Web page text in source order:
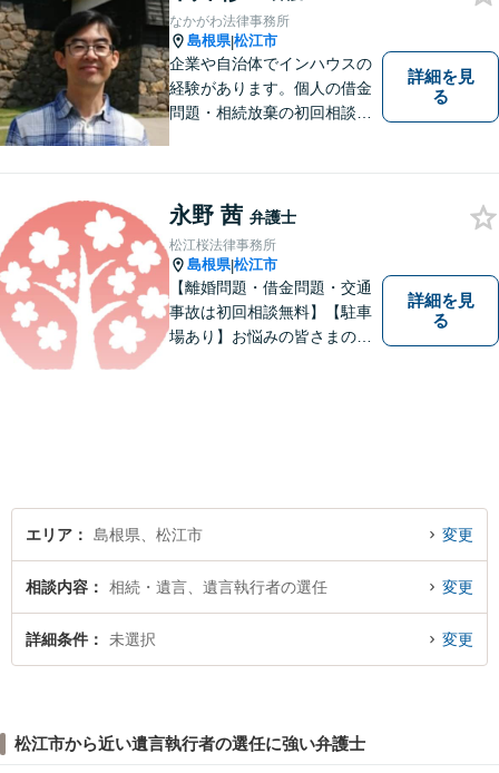
なかがわ法律事務所
島根県|松江市
企業や自治体でインハウスの
経験があります。個人の借金
問題・相続放棄の初回相談
詳細を見
る
永野 茜 弁護士
松江桜法律事務所
島根県|松江市
【離婚問題・借金問題・交通
事故は初回相談無料】【駐車
場あり】お悩みの皆さまの気
詳細を見
る
エリア 島根県、松江市 変更
相談内容 相続・遺言、遺言執行者の選任 変更
詳細条件 未選択 変更
松江市から近い遺言執行者の選任に強い弁護士